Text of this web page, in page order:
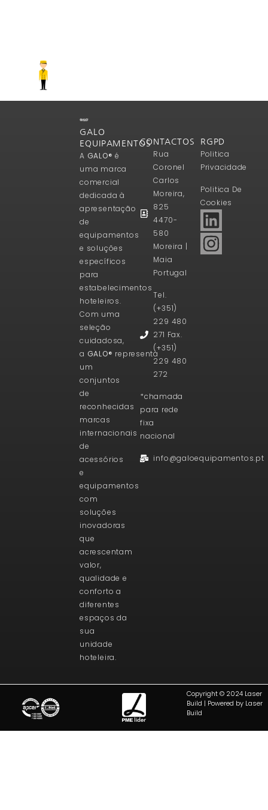
GALO
EQUIPAMENTOS
A GALO® é
uma marca
comercial
dedicada à
apresentação
de
equipamentos
e soluções
específicos
para
estabelecimentos
hoteleiros.
Com uma
seleção
cuidadosa,
a GALO® representa
um
conjuntos
de
reconhecidas
marcas
internacionais
de
acessórios
e
equipamentos
com
soluções
inovadoras
que
acrescentam
valor,
qualidade e
conforto a
diferentes
espaços da
sua
unidade
hoteleira.
CONTACTOS
Rua
Coronel
Carlos
Moreira,
825
4470-
580
Moreira |
Maia
Portugal
Tel.
(+351)
229 480
271 Fax.
(+351)
229 480
272
*chamada
para rede
fixa
nacional
info@galoequipamentos.pt
RGPD
Politica
Privacidade
Politica De
Cookies
Copyright © 2024 Laser
Build | Powered by Laser
Build